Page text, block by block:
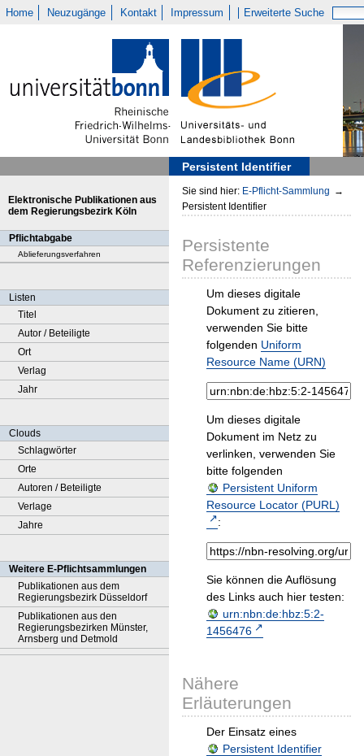
Home Neuzugänge Kontakt Impressum Erweiterte Suche
Persistent Identifier
Elektronische Publikationen aus
dem Regierungsbezirk Köln
Pflichtabgabe
Ablieferungsverfahren
Listen
Titel
Autor / Beteiligte
Ort
Verlag
Jahr
Clouds
Schlagwörter
Orte
Autoren / Beteiligte
Verlage
Jahre
Weitere E-Pflichtsammlungen
Publikationen aus dem
Regierungsbezirk Düsseldorf
Publikationen aus den
Regierungsbezirken Münster,
Arnsberg und Detmold
Sie sind hier: E-Pflicht-Sammlung →
Persistent Identifier
Persistente
Referenzierungen
Um dieses digitale
Dokument zu zitieren,
verwenden Sie bitte
folgenden Uniform
Resource Name (URN)
Um dieses digitale
Dokument im Netz zu
verlinken, verwenden Sie
bitte folgenden
Persistent Uniform
Resource Locator (PURL)
:
Sie können die Auflösung
des Links auch hier testen:
urn:nbn:de:hbz:5:2-
1456476
Nähere
Erläuterungen
Der Einsatz eines
Persistent Identifier